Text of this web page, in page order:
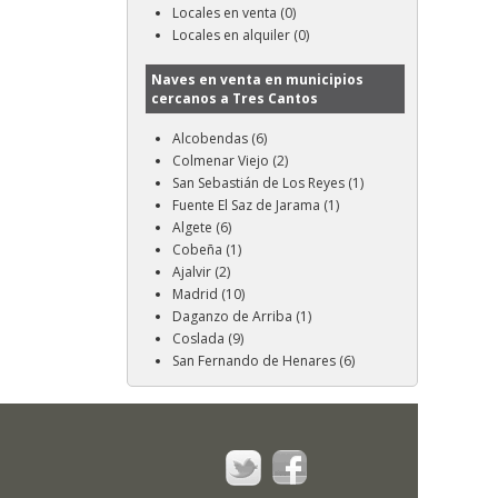
Locales en venta (0)
Locales en alquiler (0)
Naves en venta en municipios
cercanos a Tres Cantos
Alcobendas (6)
Colmenar Viejo (2)
San Sebastián de Los Reyes (1)
Fuente El Saz de Jarama (1)
Algete (6)
Cobeña (1)
Ajalvir (2)
Madrid (10)
Daganzo de Arriba (1)
Coslada (9)
San Fernando de Henares (6)